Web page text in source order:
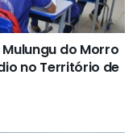
do Morro
no Território de